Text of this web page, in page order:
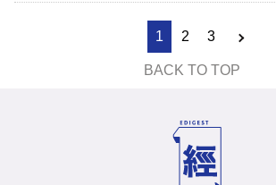
1 2 3
BACK TO TOP